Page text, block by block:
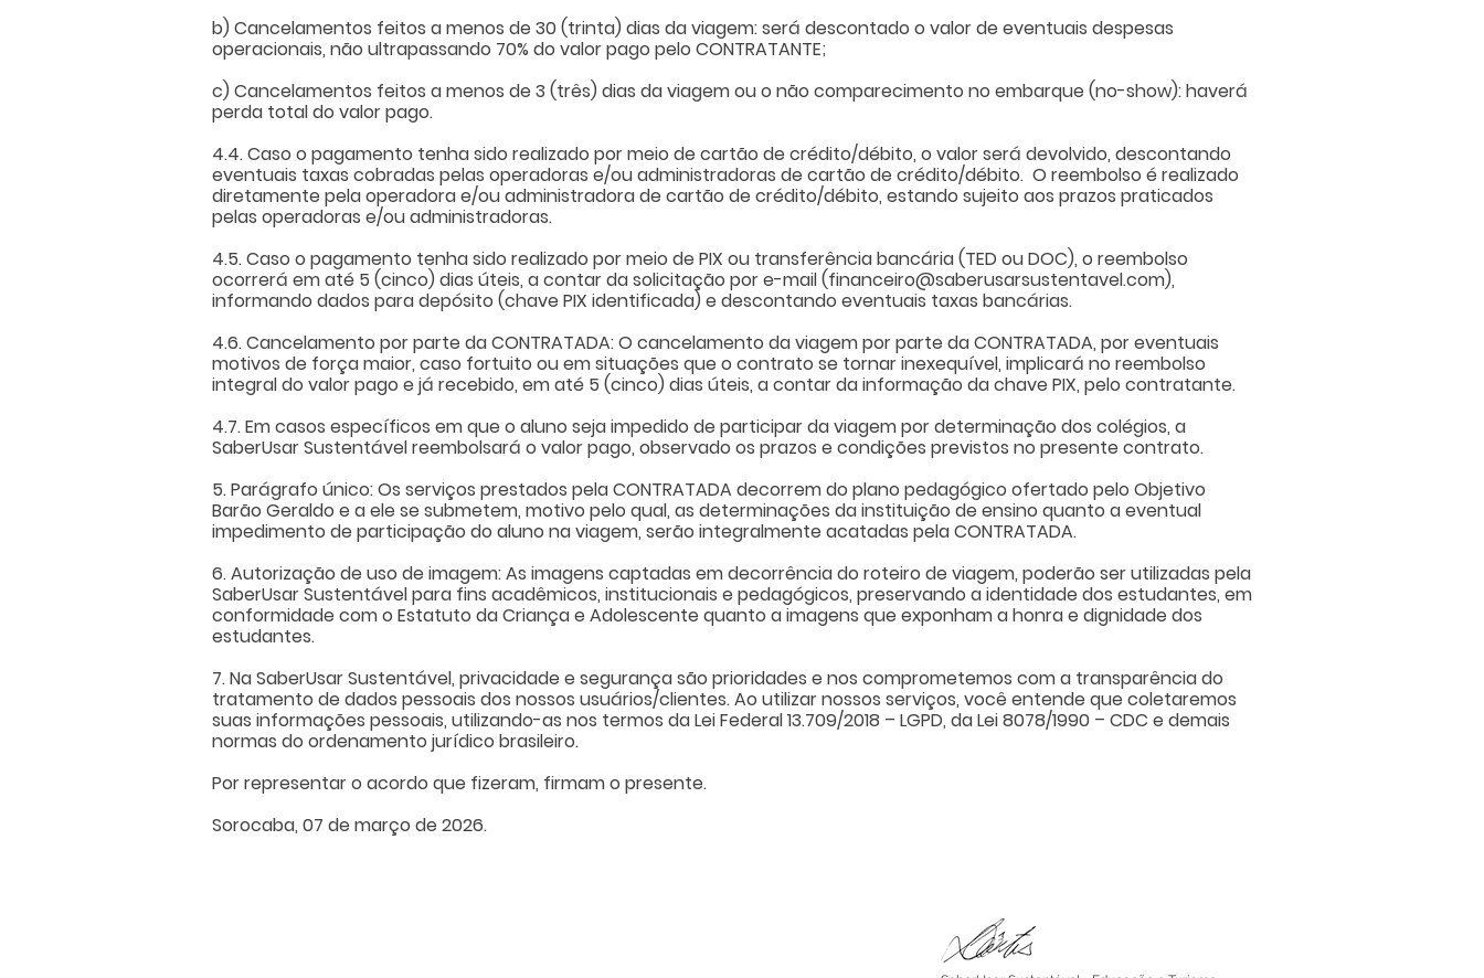
b) Cancelamentos feitos a menos de 30 (trinta) dias da viagem: será descontado o valor de eventuais despesas
operacionais, não ultrapassando 70% do valor pago pelo CONTRATANTE;
c) Cancelamentos feitos a menos de 3 (três) dias da viagem ou o não comparecimento no embarque (no-show): haverá
perda total do valor pago.
4.4. Caso o pagamento tenha sido realizado por meio de cartão de crédito/débito, o valor será devolvido, descontando
eventuais taxas cobradas pelas operadoras e/ou administradoras de cartão de crédito/débito. O reembolso é realizado
diretamente pela operadora e/ou administradora de cartão de crédito/débito, estando sujeito aos prazos praticados
pelas operadoras e/ou administradoras.
4.5. Caso o pagamento tenha sido realizado por meio de PIX ou transferência bancária (TED ou DOC), o reembolso
ocorrerá em até 5 (cinco) dias úteis, a contar da solicitação por e-mail (financeiro@saberusarsustentavel.com),
informando dados para depósito (chave PIX identificada) e descontando eventuais taxas bancárias.
4.6. Cancelamento por parte da CONTRATADA: O cancelamento da viagem por parte da CONTRATADA, por eventuais
motivos de força maior, caso fortuito ou em situações que o contrato se tornar inexequível, implicará no reembolso
integral do valor pago e já recebido, em até 5 (cinco) dias úteis, a contar da informação da chave PIX, pelo contratante.
4.7. Em casos específicos em que o aluno seja impedido de participar da viagem por determinação dos colégios, a
SaberUsar Sustentável reembolsará o valor pago, observado os prazos e condições previstos no presente contrato.
5. Parágrafo único: Os serviços prestados pela CONTRATADA decorrem do plano pedagógico ofertado pelo Objetivo
Barão Geraldo e a ele se submetem, motivo pelo qual, as determinações da instituição de ensino quanto a eventual
impedimento de participação do aluno na viagem, serão integralmente acatadas pela CONTRATADA.
6. Autorização de uso de imagem: As imagens captadas em decorrência do roteiro de viagem, poderão ser utilizadas pela
SaberUsar Sustentável para fins acadêmicos, institucionais e pedagógicos, preservando a identidade dos estudantes, em
conformidade com o Estatuto da Criança e Adolescente quanto a imagens que exponham a honra e dignidade dos
estudantes.
7. Na SaberUsar Sustentável, privacidade e segurança são prioridades e nos comprometemos com a transparência do
tratamento de dados pessoais dos nossos usuários/clientes. Ao utilizar nossos serviços, você entende que coletaremos
suas informações pessoais, utilizando-as nos termos da Lei Federal 13.709/2018 – LGPD, da Lei 8078/1990 – CDC e demais
normas do ordenamento jurídico brasileiro.
Por representar o acordo que fizeram, firmam o presente.
Sorocaba, 07 de março de 2026.